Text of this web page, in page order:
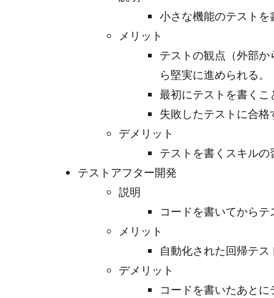
小さな機能のテスト
メリット
テストの観点（外部
ら堅実に進められる。
最初にテストを書く
失敗したテストに合
デメリット
テストを書くスキルの
テストアフター開発
説明
コードを書いてから
メリット
自動化された回帰テ
デメリット
コードを書いたあと